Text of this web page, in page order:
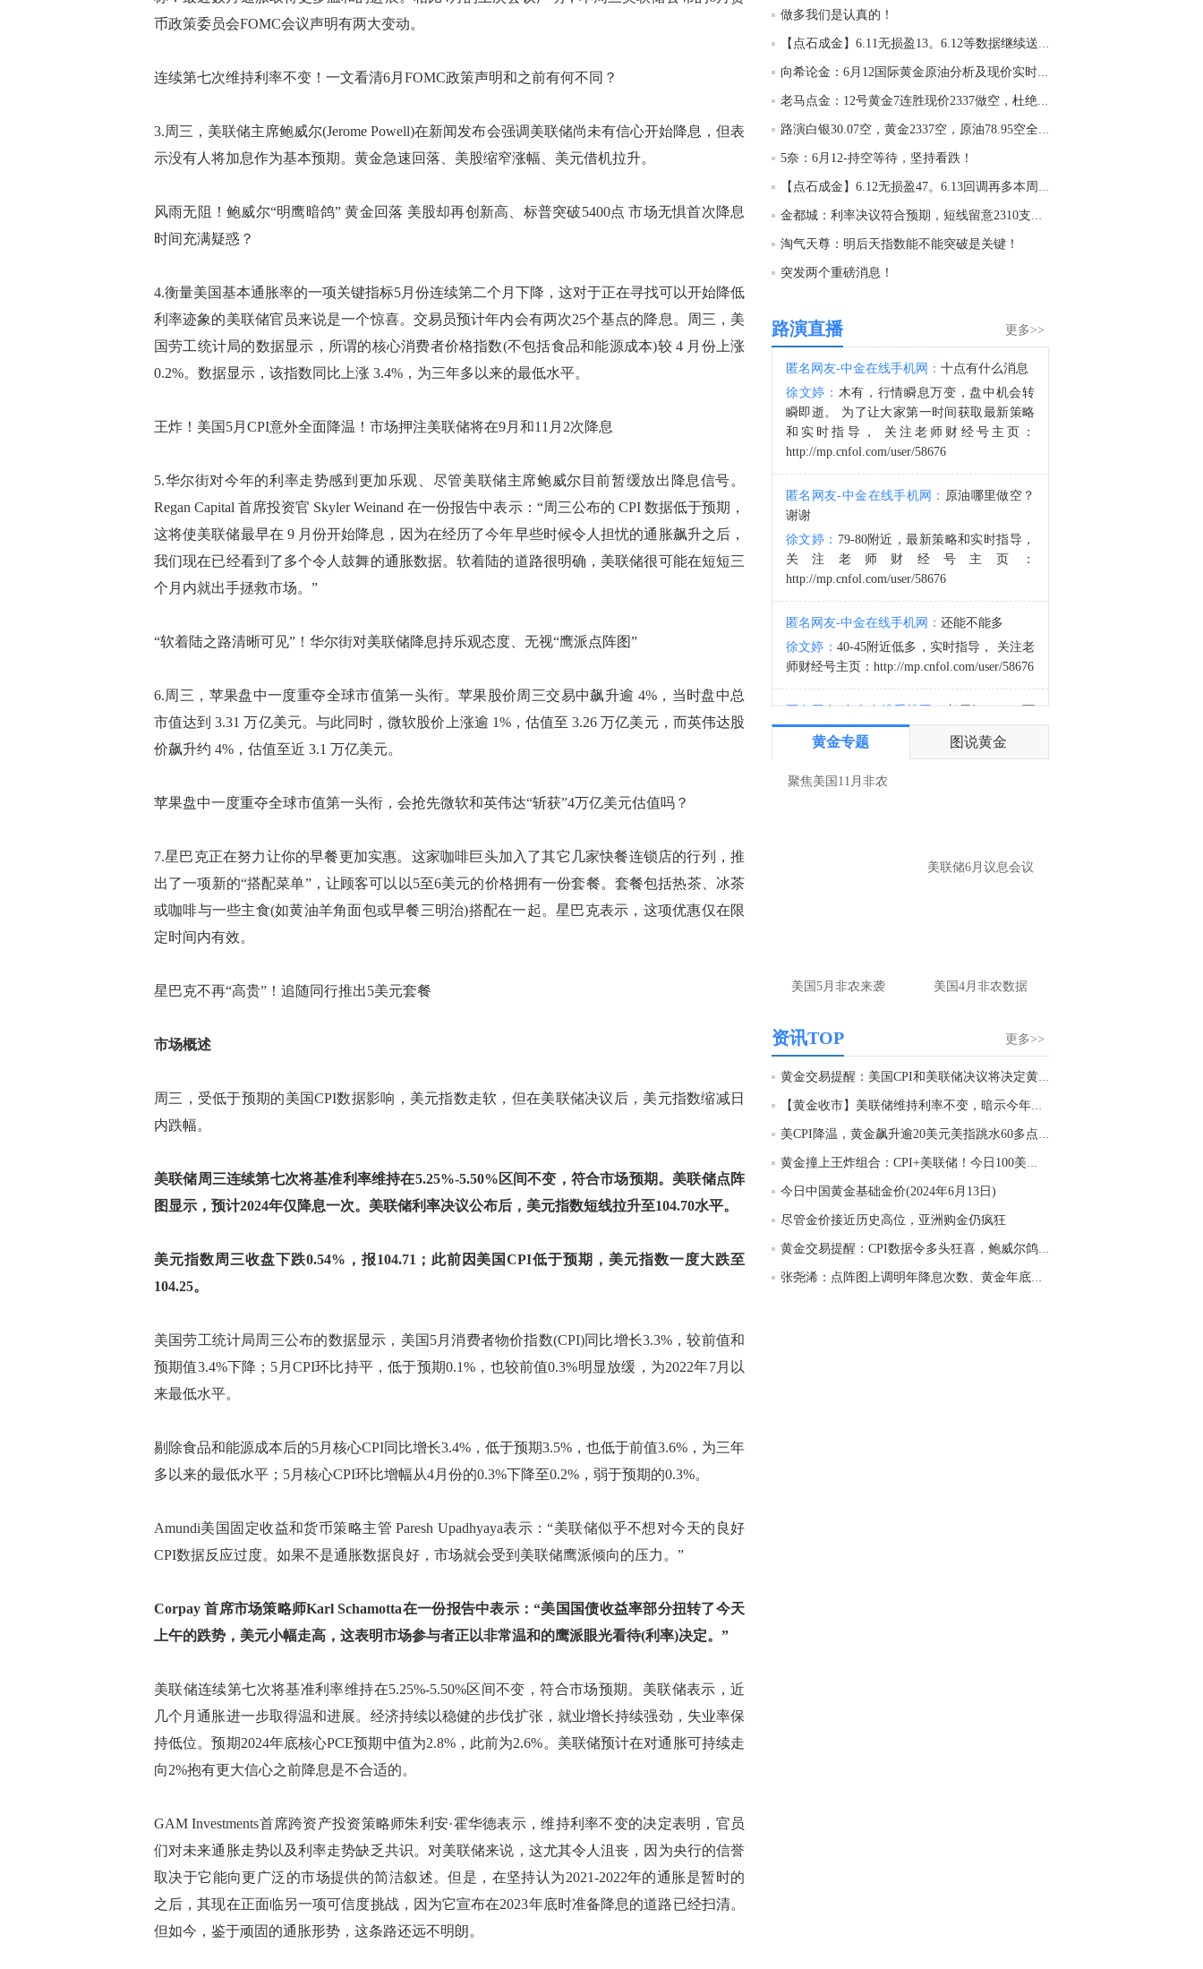
币政策委员会FOMC会议声明有两大变动。
连续第七次维持利率不变！一文看清6月FOMC政策声明和之前有何不同？
3.周三，美联储主席鲍威尔(Jerome Powell)在新闻发布会强调美联储尚未有信心开始降息，但表
示没有人将加息作为基本预期。黄金急速回落、美股缩窄涨幅、美元借机拉升。
风雨无阻！鲍威尔“明鹰暗鸽” 黄金回落 美股却再创新高、标普突破5400点 市场无惧首次降息
时间充满疑惑？
4.衡量美国基本通胀率的一项关键指标5月份连续第二个月下降，这对于正在寻找可以开始降低
利率迹象的美联储官员来说是一个惊喜。交易员预计年内会有两次25个基点的降息。周三，美
国劳工统计局的数据显示，所谓的核心消费者价格指数(不包括食品和能源成本)较 4 月份上涨
0.2%。数据显示，该指数同比上涨 3.4%，为三年多以来的最低水平。
王炸！美国5月CPI意外全面降温！市场押注美联储将在9月和11月2次降息
5.华尔街对今年的利率走势感到更加乐观、尽管美联储主席鲍威尔目前暂缓放出降息信号。
Regan Capital 首席投资官 Skyler Weinand 在一份报告中表示：“周三公布的 CPI 数据低于预期，
这将使美联储最早在 9 月份开始降息，因为在经历了今年早些时候令人担忧的通胀飙升之后，
我们现在已经看到了多个令人鼓舞的通胀数据。软着陆的道路很明确，美联储很可能在短短三
个月内就出手拯救市场。”
“软着陆之路清晰可见”！华尔街对美联储降息持乐观态度、无视“鹰派点阵图”
6.周三，苹果盘中一度重夺全球市值第一头衔。苹果股价周三交易中飙升逾 4%，当时盘中总
市值达到 3.31 万亿美元。与此同时，微软股价上涨逾 1%，估值至 3.26 万亿美元，而英伟达股
价飙升约 4%，估值至近 3.1 万亿美元。
苹果盘中一度重夺全球市值第一头衔，会抢先微软和英伟达“斩获”4万亿美元估值吗？
7.星巴克正在努力让你的早餐更加实惠。这家咖啡巨头加入了其它几家快餐连锁店的行列，推
出了一项新的“搭配菜单”，让顾客可以以5至6美元的价格拥有一份套餐。套餐包括热茶、冰茶
或咖啡与一些主食(如黄油羊角面包或早餐三明治)搭配在一起。星巴克表示，这项优惠仅在限
定时间内有效。
星巴克不再“高贵”！追随同行推出5美元套餐
市场概述
周三，受低于预期的美国CPI数据影响，美元指数走软，但在美联储决议后，美元指数缩减日
内跌幅。
美联储周三连续第七次将基准利率维持在5.25%-5.50%区间不变，符合市场预期。美联储点阵
图显示，预计2024年仅降息一次。美联储利率决议公布后，美元指数短线拉升至104.70水平。
美元指数周三收盘下跌0.54%，报104.71；此前因美国CPI低于预期，美元指数一度大跌至
104.25。
美国劳工统计局周三公布的数据显示，美国5月消费者物价指数(CPI)同比增长3.3%，较前值和
预期值3.4%下降；5月CPI环比持平，低于预期0.1%，也较前值0.3%明显放缓，为2022年7月以
来最低水平。
剔除食品和能源成本后的5月核心CPI同比增长3.4%，低于预期3.5%，也低于前值3.6%，为三年
多以来的最低水平；5月核心CPI环比增幅从4月份的0.3%下降至0.2%，弱于预期的0.3%。
Amundi美国固定收益和货币策略主管 Paresh Upadhyaya表示：“美联储似乎不想对今天的良好
CPI数据反应过度。如果不是通胀数据良好，市场就会受到美联储鹰派倾向的压力。”
Corpay 首席市场策略师Karl Schamotta在一份报告中表示：“美国国债收益率部分扭转了今天
上午的跌势，美元小幅走高，这表明市场参与者正以非常温和的鹰派眼光看待(利率)决定。”
美联储连续第七次将基准利率维持在5.25%-5.50%区间不变，符合市场预期。美联储表示，近
几个月通胀进一步取得温和进展。经济持续以稳健的步伐扩张，就业增长持续强劲，失业率保
持低位。预期2024年底核心PCE预期中值为2.8%，此前为2.6%。美联储预计在对通胀可持续走
向2%抱有更大信心之前降息是不合适的。
GAM Investments首席跨资产投资策略师朱利安·霍华德表示，维持利率不变的决定表明，官员
们对未来通胀走势以及利率走势缺乏共识。对美联储来说，这尤其令人沮丧，因为央行的信誉
取决于它能向更广泛的市场提供的简洁叙述。但是，在坚持认为2021-2022年的通胀是暂时的
之后，其现在正面临另一项可信度挑战，因为它宣布在2023年底时准备降息的道路已经扫清。
但如今，鉴于顽固的通胀形势，这条路还远不明朗。
03:38:54
金十数据8月8日讯，当地时间7日获悉，伊朗议会国家安全与外交政策委员会发言人哈桑·卡什卡维表示，伊朗与阿曼已明确霍尔木兹海峡航运相关的谅解备忘录的总体框架，最终文本及具体细节将于近期对外公布。8月6日，伊朗方面公开拟议的霍尔木兹海峡战略管理方案初步文本细节，内容包括禁止敌对方面通过海峡等，违反规定者将被处以最高达货物价值20%的罚款。伊朗近期多次强调，霍尔木兹海峡相关安排应仅由伊朗和阿曼协商决定，绝不接受任何外部势力介入。而美国总统特朗普6日表示，美方正参与有关霍尔木兹海峡的谈判。（央视新闻）
03:34:11
美国商品期货交易委员会（CFTC）：截至8月4日当周，日元净空头头寸为45,473份合约。欧元净空头头寸为58,091份合约。英镑净空头头寸为57,814份合约。瑞郎净空头头寸为32,822份合约。
做多我们是认真的！
【点石成金】6.11无损盈13。6.12等数据继续送福利
向希论金：6月12国际黄金原油分析及现价实时操作建议！
老马点金：12号黄金7连胜现价2337做空，杜绝一切马后炮！
路演白银30.07空，黄金2337空，原油78.95空全部获
5奈：6月12-持空等待，坚持看跌！
【点石成金】6.12无损盈47。6.13回调再多本周送福利
金都城：利率决议符合预期，短线留意2310支撑得失
淘气天尊：明后天指数能不能突破是关键！
突发两个重磅消息！
更多>>
路演直播
匿名网友-中金在线手机网： 十点有什么消息
徐文婷： 木有，行情瞬息万变，盘中机会转
瞬即逝。 为了让大家第一时间获取最新策略
和实时指导， 关注老师财经号主页：
http://mp.cnfol.com/user/58676
匿名网友-中金在线手机网： 原油哪里做空？
谢谢
徐文婷： 79-80附近，最新策略和实时指导，
关注老师财经号主页：
http://mp.cnfol.com/user/58676
匿名网友-中金在线手机网： 还能不能多
徐文婷： 40-45附近低多，实时指导， 关注老
师财经号主页：http://mp.cnfol.com/user/58676
匿名网友-中金在线手机网：老师好，4345可
以多吗？
让大家第一时间获取最新策略和实时指
匿名网友-中金在线手机网：
黄金多，看到什
徐文婷：
时指导， 关注老师财经号主页：
http://mp.cnfol.com/user/58676
匿名网友-中金在线手机网：止损多少 老师
徐文婷：7美金
度。70一50？。
徐文婷：带上止损博弈，实时指导， 关注老
师财经号主页：http://mp.cnfol.com/user/58676
匿名网友-中金在线手机网： 老师好，金现在
黄金专题 图说黄金
聚焦美国11月非农
美联储6月议息会议
美国5月非农来袭 美国4月非农数据
更多>>
资讯TOP
黄金交易提醒：美国CPI和美联储决议将决定黄金...
【黄金收市】美联储维持利率不变，暗示今年将降...
美CPI降温，黄金飙升逾20美元美指跳水60多点，...
黄金撞上王炸组合：CPI+美联储！今日100美元暴...
今日中国黄金基础金价(2024年6月13日)
尽管金价接近历史高位，亚洲购金仍疯狂
黄金交易提醒：CPI数据令多头狂喜，鲍威尔鸽派...
张尧浠：点阵图上调明年降息次数、黄金年底又现...